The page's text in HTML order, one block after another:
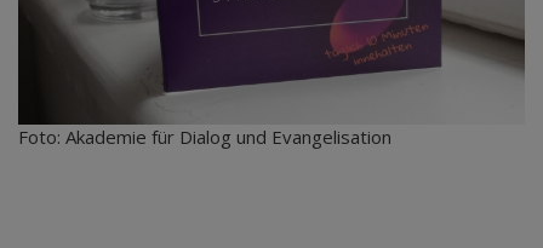
Foto: Akademie für Dialog und Evangelisation